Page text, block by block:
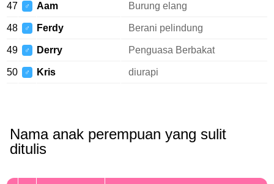
47 ♂ Aam Burung elang
48 ♂ Ferdy Berani pelindung
49 ♂ Derry Penguasa Berbakat
50 ♂ Kris diurapi
Nama anak perempuan yang sulit
ditulis